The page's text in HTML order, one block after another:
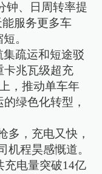
钟、日周转率提
服务更多车
。
疏运和短途驳
卡兆瓦级超充
，推动单车年
绿色化转型，
多，充电又快，
机程昊感慨道。
充电量突破14亿